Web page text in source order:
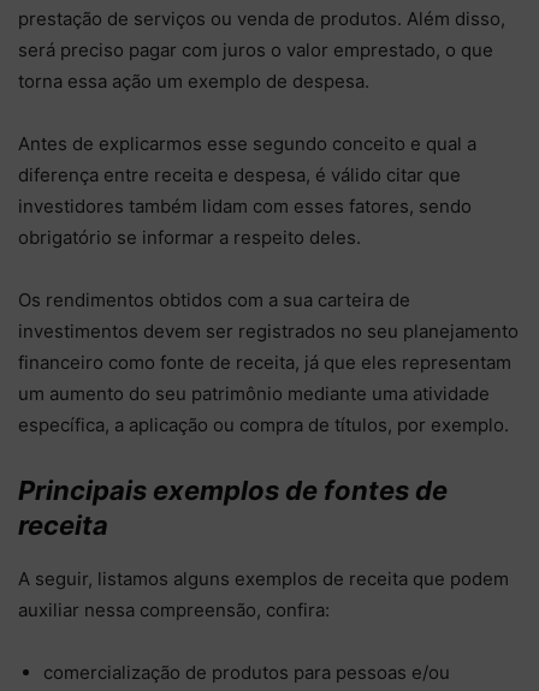
prestação de serviços ou venda de produtos. Além disso,
será preciso pagar com juros o valor emprestado, o que
torna essa ação um exemplo de despesa.
Antes de explicarmos esse segundo conceito e qual a
diferença entre receita e despesa, é válido citar que
investidores também lidam com esses fatores, sendo
obrigatório se informar a respeito deles.
Os rendimentos obtidos com a sua carteira de
investimentos devem ser registrados no seu planejamento
financeiro como fonte de receita, já que eles representam
um aumento do seu patrimônio mediante uma atividade
específica, a aplicação ou compra de títulos, por exemplo.
Principais exemplos de fontes de
receita
A seguir, listamos alguns exemplos de receita que podem
auxiliar nessa compreensão, confira:
comercialização de produtos para pessoas e/ou